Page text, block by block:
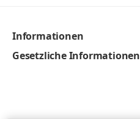
Informationen
Gesetzliche Informationen